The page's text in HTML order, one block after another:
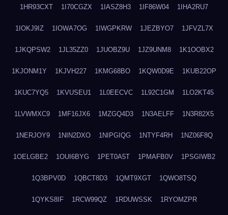
1HR93CXT 1I70CGZX 1IASZ8H3 1IF86W04 1IHA2RU7
1IOKJ9IZ 1IOWA7OG 1IWGPKRW 1JEZBYO7 1JFVZL7X
1JKQPSW2 1JL35ZZ0 1JUOBZ9U 1JZ9UNM8 1K1OOBX2
1KJONM1Y 1KJVH227 1KMG68BO 1KQW0D9E 1KUB22OP
1KUC7YQ5 1KVUSEU1 1L0EECVC 1L92C1GM 1LO2KT45
1LVWMXC9 1MF16JX6 1MZGQ4D3 1N3AELFF 1N3R82X5
1NERJOY9 1NIN2DXO 1NIPGIQG 1NTYF4RH 1NZ06F8Q
1OELGBE2 1OUI6BYG 1PET0A5T 1PMAFB0V 1PSGIWB2
1Q3BPV0D 1QBCT8D3 1QMT9XGT 1QWO8TSQ
1QYKS8IF 1RCW99QZ 1RDUWSSK 1RYOMZPR